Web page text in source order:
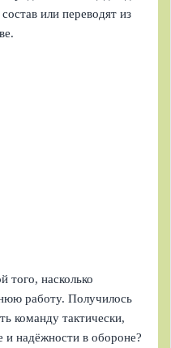
или переводят из
того, насколько
работу. Получилось
команду тактически,
и надёжности в обороне?